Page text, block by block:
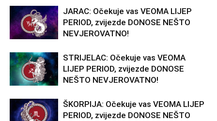
JARAC: Očekuje vas VEOMA LIJEP
PERIOD, zvijezde DONOSE NEŠTO
NEVJEROVATNO!
STRIJELAC: Očekuje vas VEOMA
LIJEP PERIOD, zvijezde DONOSE
NEŠTO NEVJEROVATNO!
ŠKORPIJA: Očekuje vas VEOMA LIJEP
PERIOD, zvijezde DONOSE NEŠTO